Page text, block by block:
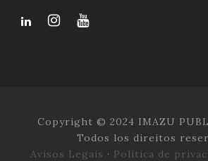
Copyright © 2024 IMAZU
Todos los direitos
Avisos Legais · Política de